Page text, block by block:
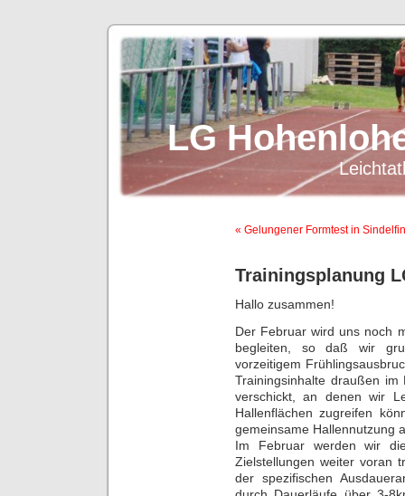
LG
« Gelungener Formtest in
Trainingsplanung
Hallo zusammen!
Der Februar wird uns noch
begleiten, so daß wir
vorzeitigem
Trainingsinhalte draußen
verschickt, an denen wir
Hallenflächen zugreifen
gemeinsame Hallennutzung
Im Februar werden wir
Zielstellungen weiter voran
der spezifischen